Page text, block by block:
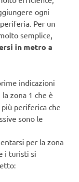
ogni
Per un
semplice,
in metro a
indicazioni
zona 1 che è
periferica che
sono le
per la zona
i turisti si